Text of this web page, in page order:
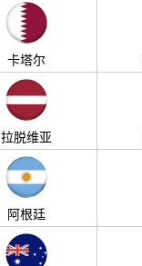
卡塔尔
拉脱维亚
阿根廷